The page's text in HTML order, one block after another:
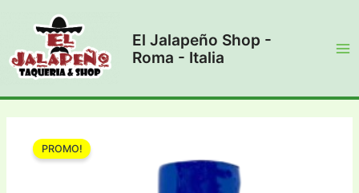
contenuto
El Jalapeño Shop -
Roma - Italia
PROMO!